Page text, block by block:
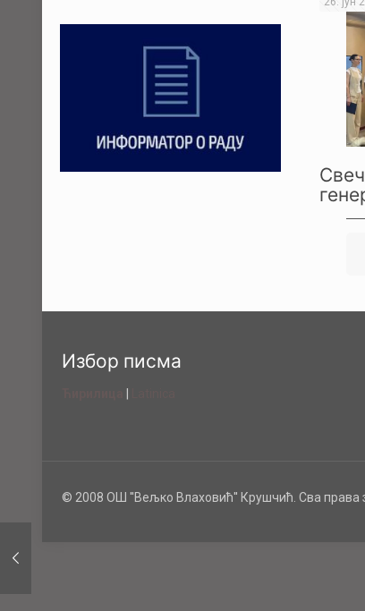
Избор писма
© 2008 ОШ ''Вељко Влаховић'' Крушчић. Сва права